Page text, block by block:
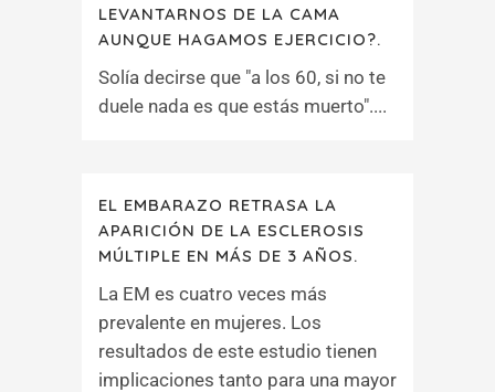
LEVANTARNOS DE LA CAMA
AUNQUE HAGAMOS EJERCICIO?.
Solía decirse que "a los 60, si no te
duele nada es que estás muerto"....
EL EMBARAZO RETRASA LA
APARICIÓN DE LA ESCLEROSIS
MÚLTIPLE EN MÁS DE 3 AÑOS.
La EM es cuatro veces más
prevalente en mujeres. Los
resultados de este estudio tienen
implicaciones tanto para una mayor